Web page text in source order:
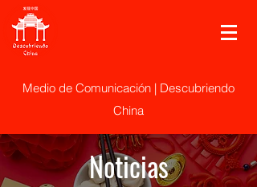
Medio de Comunicación | Descubriendo
China
Noticias